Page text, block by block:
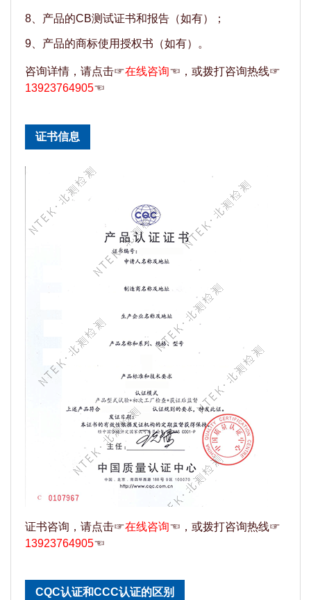
8、产品的CB测试证书和报告（如有）；
9、产品的商标使用授权书（如有）。
咨询详情，请点击☞在线咨询☜，或拨打咨询热线☞
13923764905☜
证书信息
证书咨询，请点击☞在线咨询☜，或拨打咨询热线☞
13923764905☜
CQC认证和CCC认证的区别